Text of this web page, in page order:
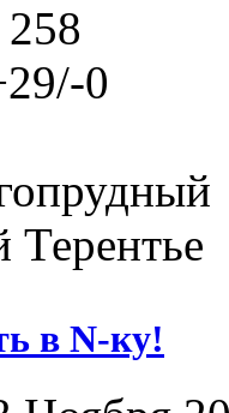
0
в N-ку!